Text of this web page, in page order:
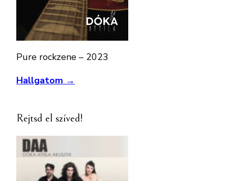
Pure rockzene – 2023
Hallgatom →
Rejtsd el szíved!